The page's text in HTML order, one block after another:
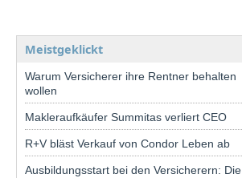
Meistgeklickt
Warum Versicherer ihre Rentner behalten
wollen
Makleraufkäufer Summitas verliert CEO
R+V bläst Verkauf von Condor Leben ab
Ausbildungsstart bei den Versicherern: Die